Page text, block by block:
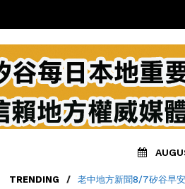
TRENDING / 老中地方新聞8/7矽谷早